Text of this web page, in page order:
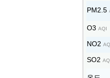
PM2.5
O3 AQI
NO2
SO2